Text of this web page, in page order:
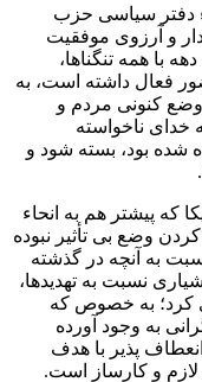
دفتر سیاسی حزب
و آرزوی موفقیت
با همه تنگناها،
فعال داشته است، به
کنونی مردم و
ناخواسته
شده بود، بسته شود و
که پیشتر هم به انحاء
وضع بی تأثیر نبوده
به آنچه در گذشته
نسبت به تهدیدها،
کرد؛ به خصوص که
به وجود آورده
پذیر با هدف
و کارساز است.